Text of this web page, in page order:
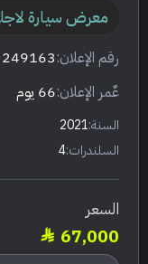
معرض سيارة
رقم الإعلان:249163
عٌمر الإعلان:66 يوم
السنة:2021
السلندرات:4
السعر
67,000